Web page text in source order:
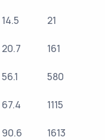
14.5 21
20.7 161
56.1 580
67.4 1115
90.6 1613